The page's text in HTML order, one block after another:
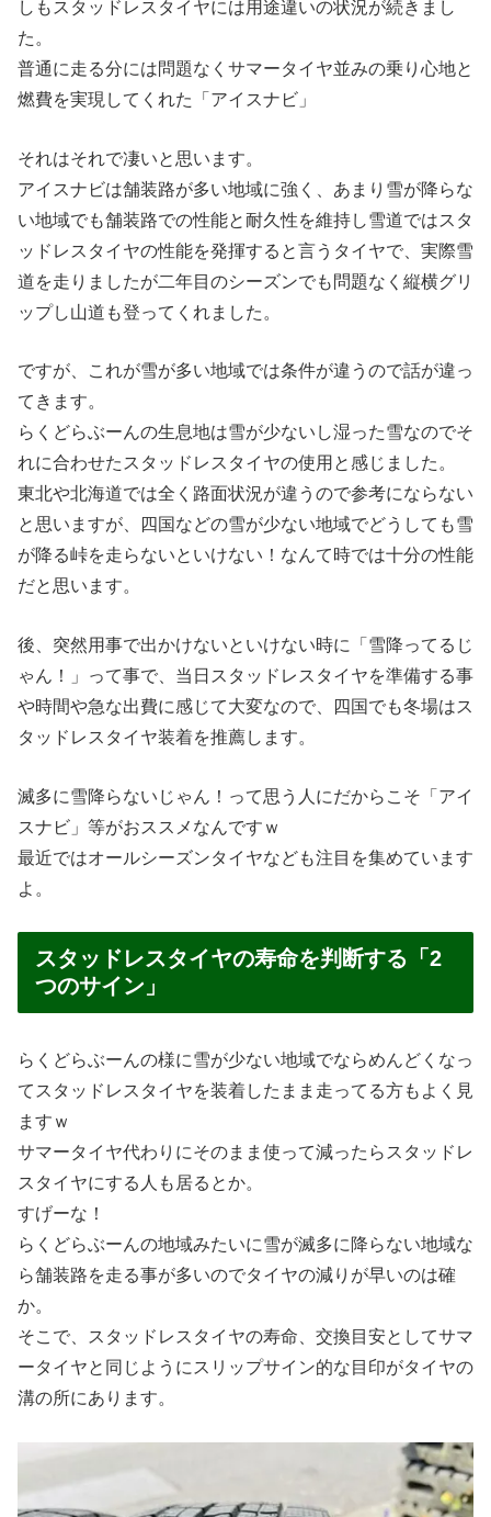
しもスタッドレスタイヤには用途違いの状況が続きまし
た。
普通に走る分には問題なくサマータイヤ並みの乗り心地と
燃費を実現してくれた「アイスナビ」
それはそれで凄いと思います。
アイスナビは舗装路が多い地域に強く、あまり雪が降らな
い地域でも舗装路での性能と耐久性を維持し雪道ではスタ
ッドレスタイヤの性能を発揮すると言うタイヤで、実際雪
道を走りましたが二年目のシーズンでも問題なく縦横グリ
ップし山道も登ってくれました。
ですが、これが雪が多い地域では条件が違うので話が違っ
てきます。
らくどらぶーんの生息地は雪が少ないし湿った雪なのでそ
れに合わせたスタッドレスタイヤの使用と感じました。
東北や北海道では全く路面状況が違うので参考にならない
と思いますが、四国などの雪が少ない地域でどうしても雪
が降る峠を走らないといけない！なんて時では十分の性能
だと思います。
後、突然用事で出かけないといけない時に「雪降ってるじ
ゃん！」って事で、当日スタッドレスタイヤを準備する事
や時間や急な出費に感じて大変なので、四国でも冬場はス
タッドレスタイヤ装着を推薦します。
滅多に雪降らないじゃん！って思う人にだからこそ「アイ
スナビ」等がおススメなんですｗ
最近ではオールシーズンタイヤなども注目を集めています
よ。
スタッドレスタイヤの寿命を判断する「2
つのサイン」
らくどらぶーんの様に雪が少ない地域でならめんどくなっ
てスタッドレスタイヤを装着したまま走ってる方もよく見
ますｗ
サマータイヤ代わりにそのまま使って減ったらスタッドレ
スタイヤにする人も居るとか。
すげーな！
らくどらぶーんの地域みたいに雪が滅多に降らない地域な
ら舗装路を走る事が多いのでタイヤの減りが早いのは確
か。
そこで、スタッドレスタイヤの寿命、交換目安としてサマ
ータイヤと同じようにスリップサイン的な目印がタイヤの
溝の所にあります。